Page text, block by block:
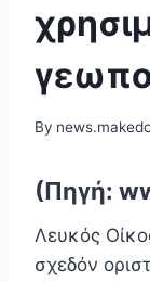
By
(Πηγή:
Λευκός
σχεδόν